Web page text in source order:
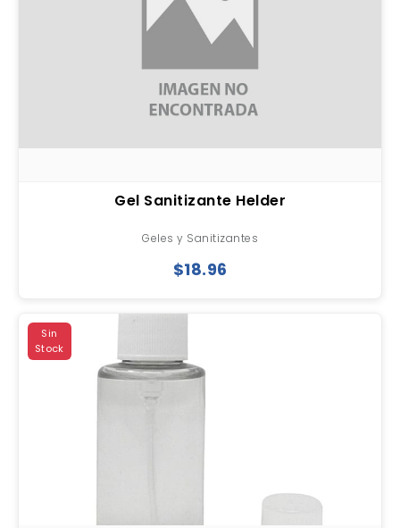
Gel Sanitizante Helder
Geles y Sanitizantes
$18.96
Sin
Stock